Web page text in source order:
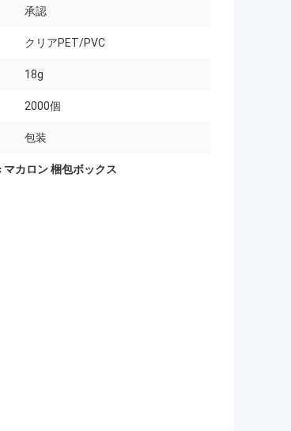
承認
クリアPET/PVC
18g
2000個
包装
マカロン 梱包ボックス